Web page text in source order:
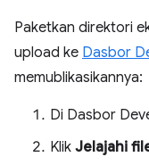
Paketkan direktori
upload ke Dasbor
memublikasikannya:
Di Dasbor
Klik Jelajahi